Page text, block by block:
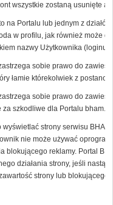
wszystkie zostaną usunięte
na Portalu lub jednym z
w profilu, jak również może
nazwy Użytkownika
sobie prawo do
łamie którekolwiek z
sobie prawo do
za szkodliwe dla Portalu bham.pl.
wyświetlać strony serwisu
nie może używać
blokującego reklamy. Portal
działania strony, jeśli
strony lub blokującego